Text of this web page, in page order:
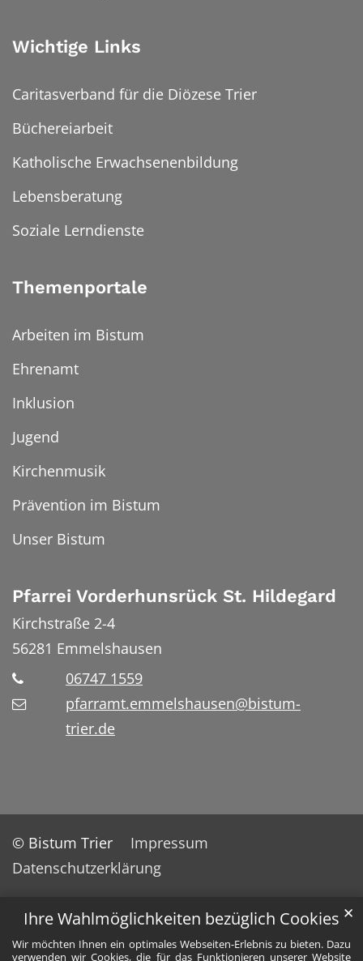
Ihre Wahlmöglichkeiten bezüglich Cookies
Wir möchten Ihnen ein optimales Webseiten-Erlebnis zu bieten. Dazu
verwenden wir Cookies, die für das Funktionieren unserer Website
✕
Wichtige Links
Caritasverband für die Diözese Trier
Büchereiarbeit
Katholische Erwachsenenbildung
Lebensberatung
Soziale Lerndienste
Themenportale
Arbeiten im Bistum
Ehrenamt
Inklusion
Jugend
Kirchenmusik
Prävention im Bistum
Unser Bistum
Pfarrei Vorderhunsrück St. Hildegard
Kirchstraße 2-4
56281 Emmelshausen
06747 1559
pfarramt.emmelshausen@bistum-
trier.de
© Bistum Trier
Impressum
Datenschutzerklärung